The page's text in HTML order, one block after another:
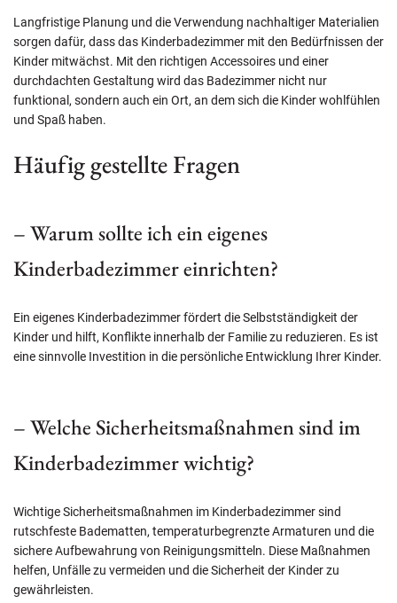
Langfristige Planung und die Verwendung nachhaltiger Materialien
sorgen dafür, dass das Kinderbadezimmer mit den Bedürfnissen der
Kinder mitwächst. Mit den richtigen Accessoires und einer
durchdachten Gestaltung wird das Badezimmer nicht nur
funktional, sondern auch ein Ort, an dem sich die Kinder wohlfühlen
und Spaß haben.
Häufig gestellte Fragen
– Warum sollte ich ein eigenes
Kinderbadezimmer einrichten?
Ein eigenes Kinderbadezimmer fördert die Selbstständigkeit der
Kinder und hilft, Konflikte innerhalb der Familie zu reduzieren. Es ist
eine sinnvolle Investition in die persönliche Entwicklung Ihrer Kinder.
– Welche Sicherheitsmaßnahmen sind im
Kinderbadezimmer wichtig?
Wichtige Sicherheitsmaßnahmen im Kinderbadezimmer sind
rutschfeste Badematten, temperaturbegrenzte Armaturen und die
sichere Aufbewahrung von Reinigungsmitteln. Diese Maßnahmen
helfen, Unfälle zu vermeiden und die Sicherheit der Kinder zu
gewährleisten.